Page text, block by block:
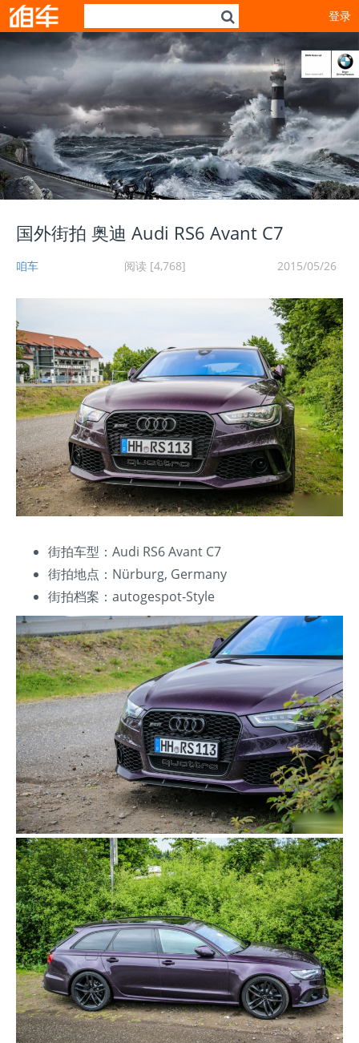
登录
国外街拍 奥迪 Audi RS6 Avant C7
咱车 阅读 [4,768] 2015/05/26
街拍车型：Audi RS6 Avant C7
街拍地点：Nürburg, Germany
街拍档案：autogespot-Style